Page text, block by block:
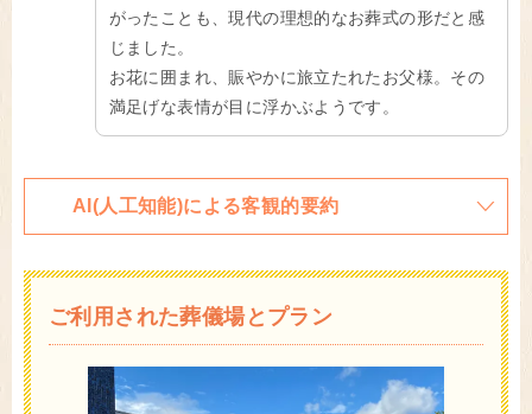
がったことも、現代の理想的なお葬式の形だと感
じました。
お花に囲まれ、賑やかに旅立たれたお父様。その
満足げな表情が目に浮かぶようです。
AI(人工知能)による客観的要約
ご利用された葬儀場とプラン